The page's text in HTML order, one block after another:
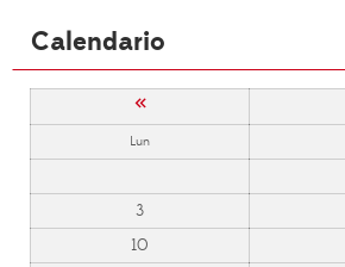
Calendario
«
Lun
3
10